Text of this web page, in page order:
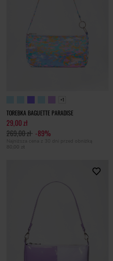
+1
TOREBKA BAGUETTE PARADISE
29,00 zł
269,00 zł -89%
Najniższa cena z 30 dni przed obniżką
80,00 zł